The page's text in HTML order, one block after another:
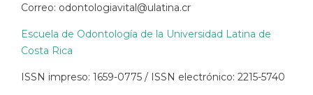
Correo: odontologiavital@ulatina.cr
Escuela de Odontología de la Universidad Latina de
Costa Rica
ISSN impreso: 1659-0775 / ISSN electrónico: 2215-5740